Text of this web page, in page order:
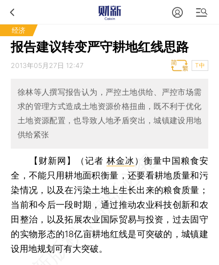
经济
报告建议转变严守耕地红线思路
2013年05月27日 12:47 T中
徐林等人撰写报告认为，严控土地供给、严控市场需
求的管理方式造成土地资源价格扭曲，既不利于优化
土地资源配置，也导致人地矛盾突出，城镇建设用地
供给紧张
【财新网】（记者 林金冰 ） 衡量中国粮食安
全，不能只用耕地面积衡量，还要看耕地质量和污
染情况，以及在污染土地上生长出来的粮食质量；
当前和今后一段时期，通过推动农业科技创新和农
田整治，以及拓展农业国际贸易与投资，过去固守
的实物形态的18亿亩耕地红线是可突破的，城镇建
设用地规划可有大突破。